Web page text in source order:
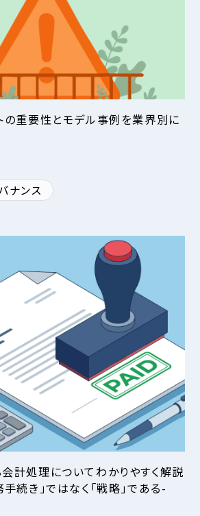
の重要性とモデル事例を業界別に
ナンス
計処理についてわかりやすく解説
続き」ではなく「戦略」である-